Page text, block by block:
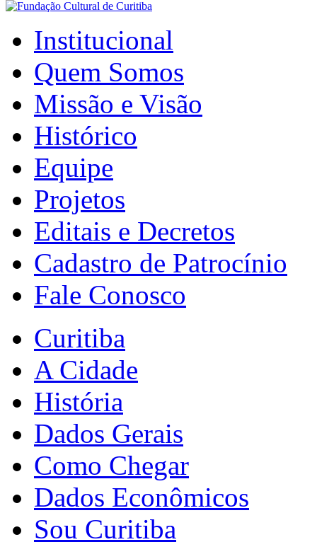
Institucional
Quem Somos
Missão e Visão
Histórico
Equipe
Projetos
Editais e Decretos
Cadastro de Patrocínio
Fale Conosco
Curitiba
A Cidade
História
Dados Gerais
Como Chegar
Dados Econômicos
Sou Curitiba